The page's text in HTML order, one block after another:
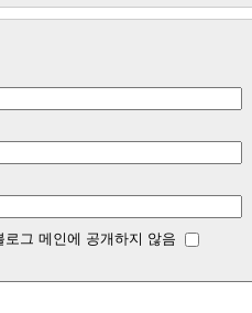
로그 메인에 공개하지 않음